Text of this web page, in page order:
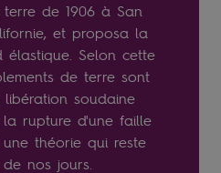
de 1906 à San
et proposa la
Selon cette
de terre sont
soudaine
la rupture d'une faille
une théorie qui reste
nos jours.